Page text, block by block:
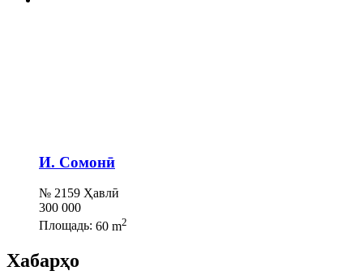
И. Сомонӣ
№ 2159 Ҳавлӣ
300 000
Площадь: 60 m2
Хабарҳо